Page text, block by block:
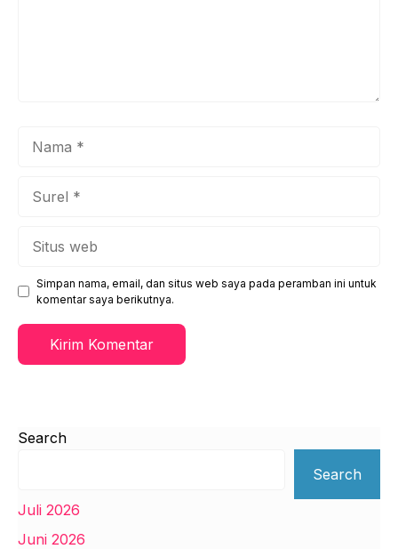
Simpan nama, email, dan situs web saya pada peramban ini untuk
komentar saya berikutnya.
Search
Search
Juli 2026
Juni 2026